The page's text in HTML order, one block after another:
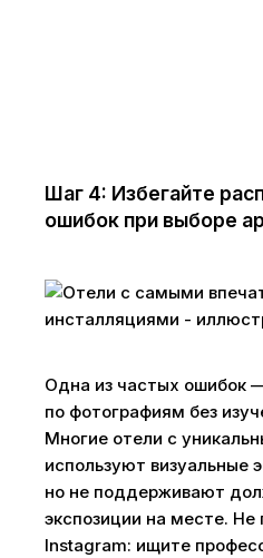
Шаг 4: Избегайте
ошибок при выборе
Одна из частых ошибок
по фотографиям без
Многие отели с
используют визуальные
но не поддерживают
экспозиции на месте. Не
Instagram: ищите